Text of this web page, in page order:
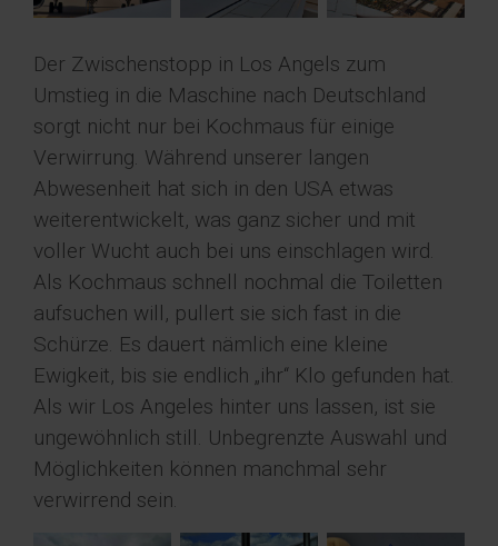
Der Zwischenstopp in Los Angels zum
Umstieg in die Maschine nach Deutschland
sorgt nicht nur bei Kochmaus für einige
Verwirrung. Während unserer langen
Abwesenheit hat sich in den USA etwas
weiterentwickelt, was ganz sicher und mit
voller Wucht auch bei uns einschlagen wird.
Als Kochmaus schnell nochmal die Toiletten
aufsuchen will, pullert sie sich fast in die
Schürze. Es dauert nämlich eine kleine
Ewigkeit, bis sie endlich „ihr“ Klo gefunden hat.
Als wir Los Angeles hinter uns lassen, ist sie
ungewöhnlich still. Unbegrenzte Auswahl und
Möglichkeiten können manchmal sehr
verwirrend sein.